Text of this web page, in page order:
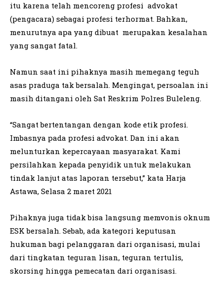
itu karena telah mencoreng profesi advokat
(pengacara) sebagai profesi terhormat. Bahkan,
menurutnya apa yang dibuat merupakan kesalahan
yang sangat fatal.
Namun saat ini pihaknya masih memegang teguh
asas praduga tak bersalah. Mengingat, persoalan ini
masih ditangani oleh Sat Reskrim Polres Buleleng.
“Sangat bertentangan dengan kode etik profesi.
Imbasnya pada profesi advokat. Dan ini akan
melunturkan kepercayaan masyarakat. Kami
persilahkan kepada penyidik untuk melakukan
tindak lanjut atas laporan tersebut,” kata Harja
Astawa, Selasa 2 maret 2021
Pihaknya juga tidak bisa langsung memvonis oknum
ESK bersalah. Sebab, ada kategori keputusan
hukuman bagi pelanggaran dari organisasi, mulai
dari tingkatan teguran lisan, teguran tertulis,
skorsing hingga pemecatan dari organisasi.